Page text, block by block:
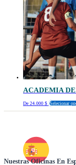
ACADEMIA
De 24.000 $ Selecionar
Nuestras Oficinas En